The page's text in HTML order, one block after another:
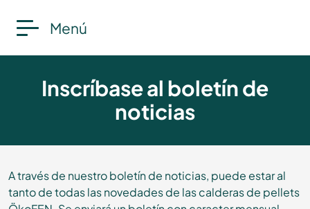
Menú
Inscríbase al boletín de
noticias
A través de nuestro boletín de noticias, puede estar al
tanto de todas las novedades de las calderas de pellets